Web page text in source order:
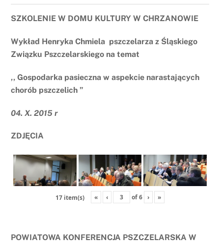
SZKOLENIE W DOMU KULTURY W CHRZANOWIE
Wykład Henryka Chmiela pszczelarza z Śląskiego
Związku Pszczelarskiego na temat
,, Gospodarka pasieczna w aspekcie narastających
chorób pszczelich ”
04. X. 2015 r
ZDJĘCIA
17 item(s) « ‹ of6 › »
POWIATOWA KONFERENCJA PSZCZELARSKA W